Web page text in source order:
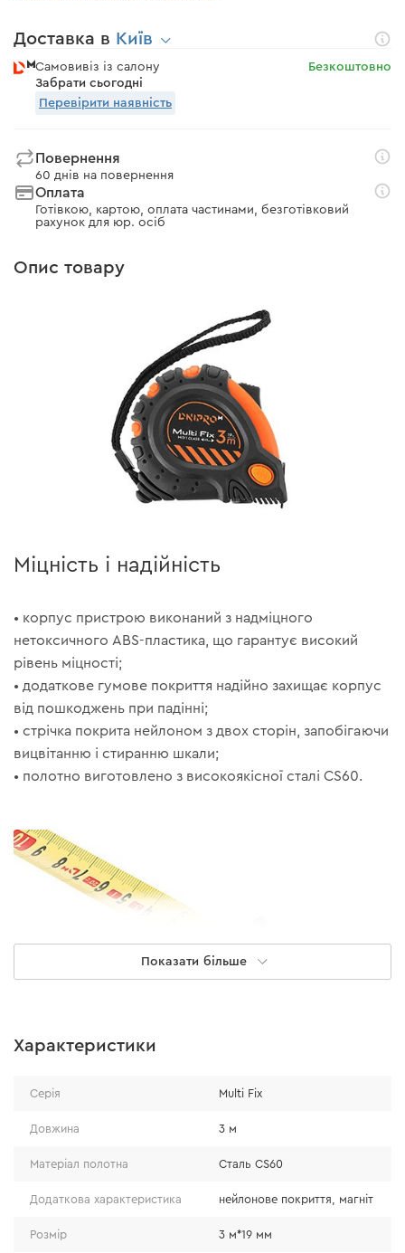
Доставка в Київ
Самовивіз із салону
Забрати сьогодні
Безкоштовно
Перевірити наявність
Повернення
60 днів на повернення
Оплата
Готівкою, картою, оплата частинами, безготівковий
рахунок для юр. осіб
Опис товару
Міцність і надійність
• корпус пристрою виконаний з надміцного
нетоксичного ABS-пластика, що гарантує високий
рівень міцності;
• додаткове гумове покриття надійно захищає корпус
від пошкоджень при падінні;
• стрічка покрита нейлоном з двох сторін, запобігаючи
вицвітанню і стиранню шкали;
• полотно виготовлено з високоякісної сталі CS60.
Висока точність
європейськими стандартами виробництва рулеток. Це
зводить ймовірність відхилень під час вимірювань до
Показати більше
Характеристики
Серія Multi Fix
Довжина 3 м
Матеріал полотна Сталь CS60
Додаткова характеристика нейлонове покриття, магніт
Розмір 3 м*19 мм